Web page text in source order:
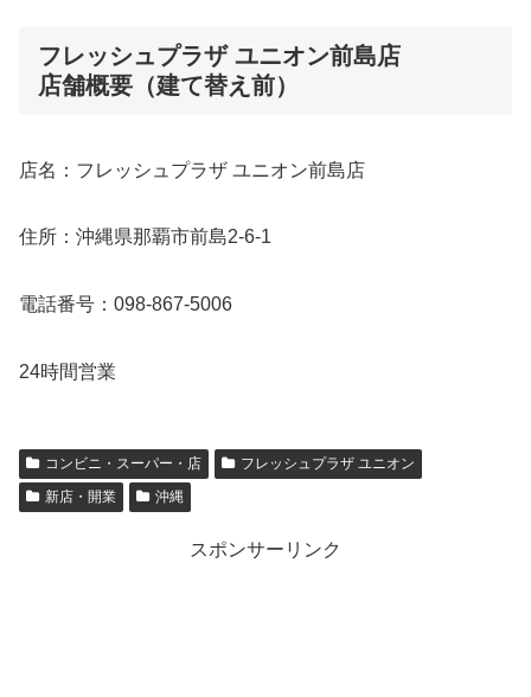
フレッシュプラザ ユニオン前島店
店舗概要（建て替え前）
店名：フレッシュプラザ ユニオン前島店
住所：沖縄県那覇市前島2-6-1
電話番号：098-867-5006
24時間営業
コンビニ・スーパー・店
フレッシュプラザ ユニオン
新店・開業
沖縄
スポンサーリンク